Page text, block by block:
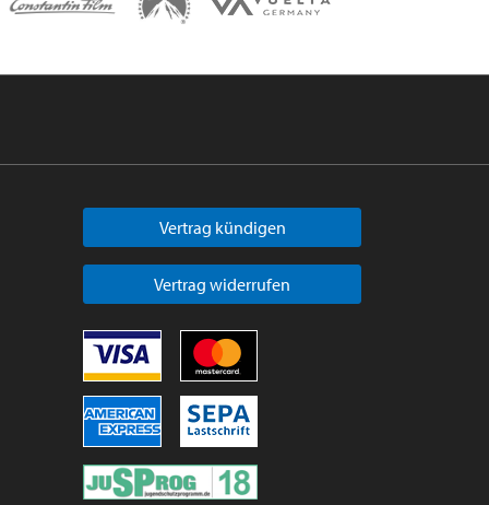
Vertrag kündigen
Vertrag widerrufen